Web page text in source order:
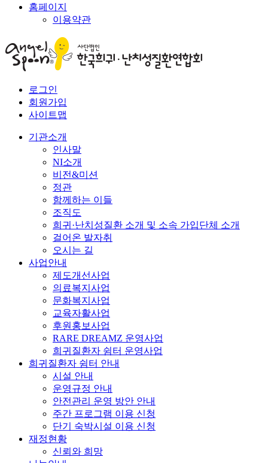
홈페이지
이용약관
로그인
회원가입
사이트맵
기관소개
인사말
NI소개
비전&미션
정관
함께하는 이들
조직도
희귀·난치성질환 소개 및 소속 가입단체 소개
걸어온 발자취
오시는 길
사업안내
제도개선사업
의료복지사업
문화복지사업
교육자활사업
후원홍보사업
RARE DREAMZ 운영사업
희귀질환자 쉼터 운영사업
희귀질환자 쉼터 안내
시설 안내
운영규정 안내
안전관리 운영 방안 안내
주간 프로그램 이용 신청
단기 숙박시설 이용 신청
재정현황
신뢰와 희망